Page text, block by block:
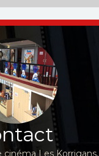
Les Korrigans,